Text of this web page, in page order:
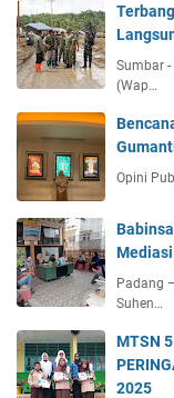
Sumbar
(Wap…
Opini
Padang
Suhen…
MTSN 5
2025